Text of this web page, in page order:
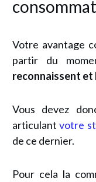
Votre avantage
partir du
reconnaissent
Vous devez
articulantvotre
de ce dernier.
Pour cela la